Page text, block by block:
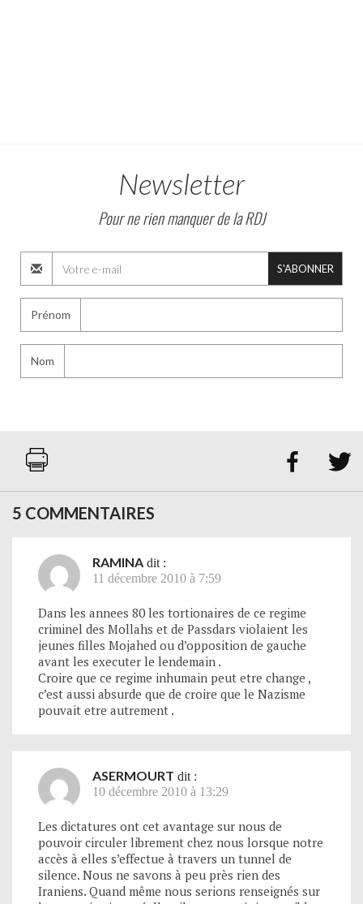
Newsletter
Pour ne rien manquer de la RDJ
S'ABONNER
Prénom
Nom
 
5 COMMENTAIRES
RAMINA dit :
11 décembre 2010 à 7:59
Dans les annees 80 les tortionaires de ce regime
criminel des Mollahs et de Passdars violaient les
jeunes filles Mojahed ou d’opposition de gauche
avant les executer le lendemain .
Croire que ce regime inhumain peut etre change ,
c’est aussi absurde que de croire que le Nazisme
pouvait etre autrement .
ASERMOURT dit :
10 décembre 2010 à 13:29
Les dictatures ont cet avantage sur nous de
pouvoir circuler librement chez nous lorsque notre
accès à elles s’effectue à travers un tunnel de
silence. Nous ne savons à peu près rien des
Iraniens. Quand même nous serions renseignés sur